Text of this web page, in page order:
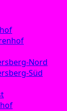
Nord
Süd